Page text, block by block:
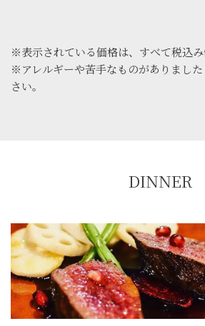
※表示されている価格は、すべて税込み
※アレルギーや苦手なものがありまし
さい。
DINNER